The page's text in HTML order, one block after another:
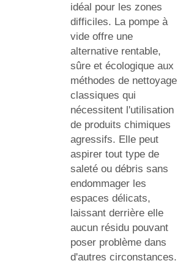
idéal pour les zones
difficiles. La pompe à
vide offre une
alternative rentable,
sûre et écologique aux
méthodes de nettoyage
classiques qui
nécessitent l'utilisation
de produits chimiques
agressifs. Elle peut
aspirer tout type de
saleté ou débris sans
endommager les
espaces délicats,
laissant derrière elle
aucun résidu pouvant
poser problème dans
d'autres circonstances.